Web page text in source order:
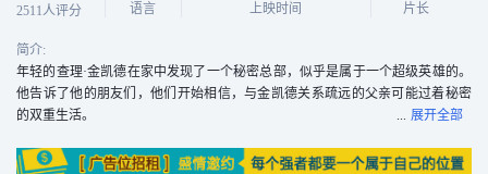
2511人评分 语言 上映时间 片长
简介:
年轻的查理·金凯德在家中发现了一个秘密总部，似乎是属于一个超级英雄的。
他告诉了他的朋友们，他们开始相信，与金凯德关系疏远的父亲可能过着秘密
的双重生活。